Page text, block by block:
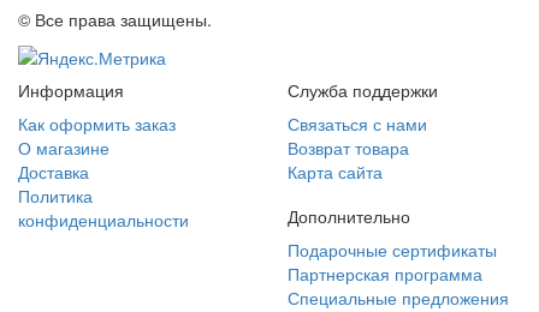
© Все права защищены.
Информация
Как оформить заказ
О магазине
Доставка
Политика
конфиденциальности
Служба поддержки
Связаться с нами
Возврат товара
Карта сайта
Дополнительно
Подарочные сертификаты
Партнерская программа
Специальные предложения